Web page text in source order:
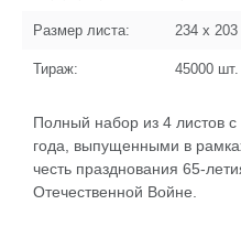
Размер листа: 234 x 203
Тираж: 45000 шт.
Полный набор из 4 листов
года, выпущенными в
честь празднования 65-
Отечественной Войне.